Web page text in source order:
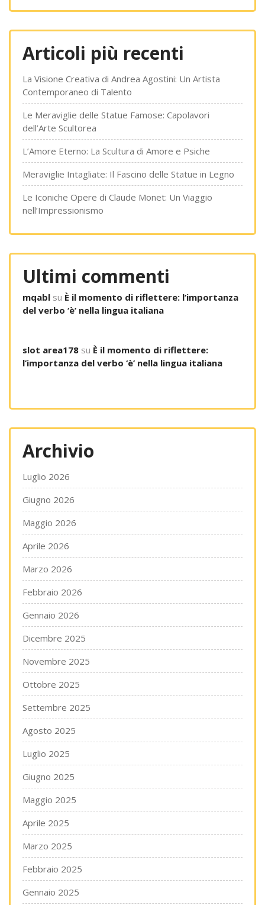
Articoli più recenti
La Visione Creativa di Andrea Agostini: Un Artista
Contemporaneo di Talento
Le Meraviglie delle Statue Famose: Capolavori
dell’Arte Scultorea
L’Amore Eterno: La Scultura di Amore e Psiche
Meraviglie Intagliate: Il Fascino delle Statue in Legno
Le Iconiche Opere di Claude Monet: Un Viaggio
nell’Impressionismo
Ultimi commenti
mqabl su È il momento di riflettere: l’importanza
del verbo ‘è’ nella lingua italiana
slot area178 su È il momento di riflettere:
l’importanza del verbo ‘è’ nella lingua italiana
Archivio
Luglio 2026
Giugno 2026
Maggio 2026
Aprile 2026
Marzo 2026
Febbraio 2026
Gennaio 2026
Dicembre 2025
Novembre 2025
Ottobre 2025
Settembre 2025
Agosto 2025
Luglio 2025
Giugno 2025
Maggio 2025
Aprile 2025
Marzo 2025
Febbraio 2025
Gennaio 2025